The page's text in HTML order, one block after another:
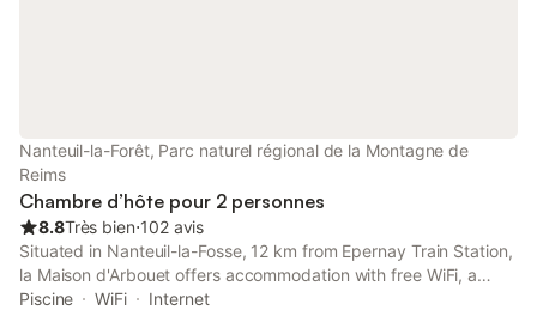
Nanteuil-la-Forêt, Parc naturel régional de la Montagne de
Reims
Chambre d’hôte pour 2 personnes
8.8Très bien⋅102 avis
Situated in Nanteuil-la-Fosse, 12 km from Epernay Train Station,
la Maison d'Arbouet offers accommodation with free WiFi, a
terrace or a balcony and access to a garden and a seasonal
Piscine WiFi
Internet